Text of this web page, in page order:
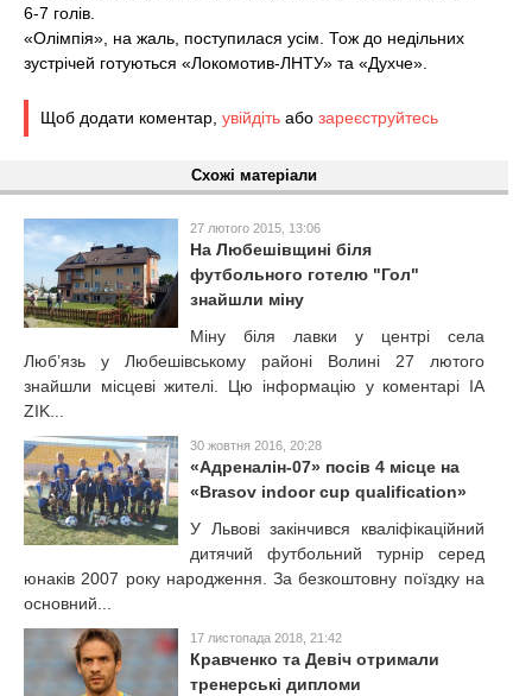
6-7 голів.
«Олімпія», на жаль, поступилася усім. Тож до недільних
зустрічей готуються «Локомотив-ЛНТУ» та «Духче».
Щоб додати коментар, увійдіть або зареєструйтесь
Схожі матеріали
27 лютого 2015, 13:06
На Любешівщині біля
футбольного готелю "Гол"
знайшли міну
Міну біля лавки у центрі села
Люб’язь у Любешівському районі Волині 27 лютого
знайшли місцеві жителі. Цю інформацію у коментарі IA
ZIK...
30 жовтня 2016, 20:28
«Адреналін-07» посів 4 місце на
«Brasov indoor cup qualification»
У Львові закінчився кваліфікаційний
дитячий футбольний турнір серед
юнаків 2007 року народження. За безкоштовну поїздку на
основний...
17 листопада 2018, 21:42
Кравченко та Девіч отримали
тренерські дипломи